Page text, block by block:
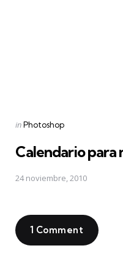
Posted
inPhotoshop
Calendario para
24 noviembre, 2010
1 Comment